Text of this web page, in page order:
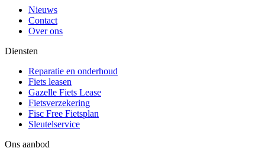
Nieuws
Contact
Over ons
Diensten
Reparatie en onderhoud
Fiets leasen
Gazelle Fiets Lease
Fietsverzekering
Fisc Free Fietsplan
Sleutelservice
Ons aanbod